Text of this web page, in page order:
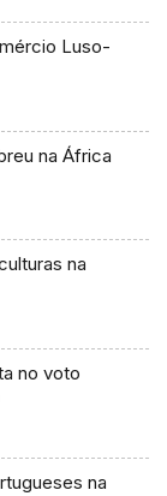
Luso-
na África
na
no voto
na